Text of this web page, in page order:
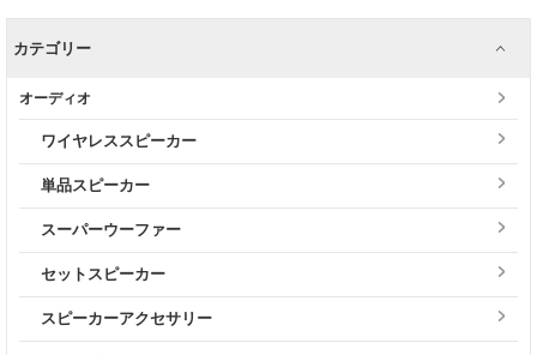
カテゴリー
オーディオ
ワイヤレススピーカー
単品スピーカー
スーパーウーファー
セットスピーカー
スピーカーアクセサリー